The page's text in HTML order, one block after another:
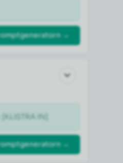
→
IN]
→